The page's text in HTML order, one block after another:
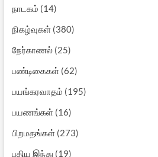
நாடகம் (14)
நிகழ்வுகள்(380)
நேர்காணல்(25)
பண்டிகைகள்(62)
பயங்கரவாதம் (195)
பயணங்கள்(16)
பிறமதங்கள்(273)
புதிய இந்து (19)